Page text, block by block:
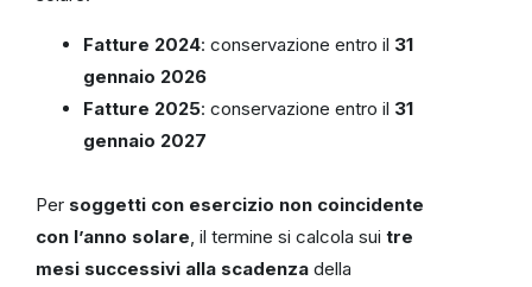
Fatture 2024: conservazione entro il 31
gennaio 2026
Fatture 2025: conservazione entro il 31
gennaio 2027
Per soggetti con esercizio non coincidente
con l’anno solare, il termine si calcola sui tre
mesi successivi alla scadenza della